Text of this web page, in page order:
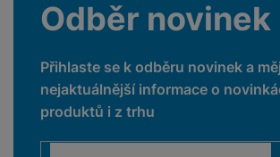
Odběr novinek
Přihlaste se k odběru novinek a
nejaktuálnější informace o
produktů i z trhu